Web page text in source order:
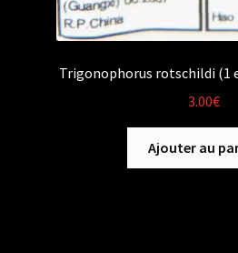
Trigonophorus rotschildi (1
3.00€
Ajouter au